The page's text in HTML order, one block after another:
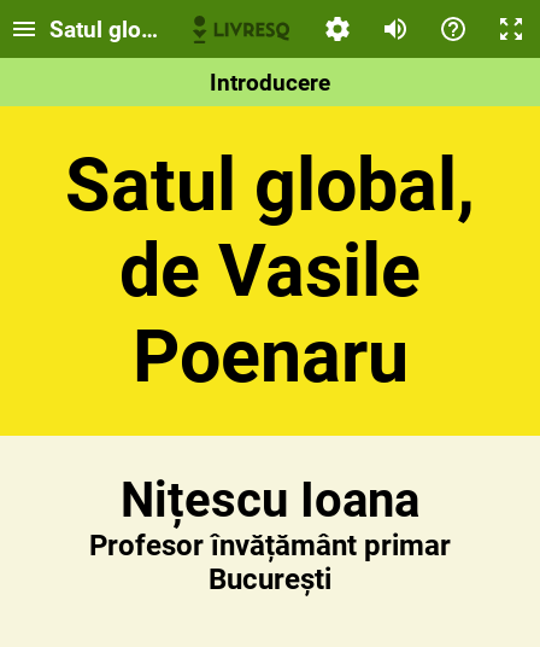
Satul global, de Vasile Poenaru
Introducere
Satul global,
de Vasile
Poenaru
Nițescu Ioana
Profesor învățământ primar
București